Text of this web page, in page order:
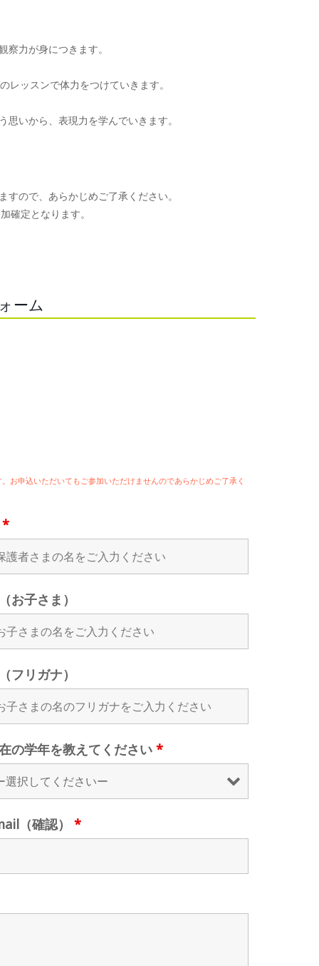
力が身につきます。
ッスンで体力をつけていきます。
いから、表現力を学んでいきます。
ので、あらかじめご了承ください。
確定となります。
ーム
お申込いただいてもご参加いただけませんのであらかじめご了承く
*
お子さま）
フリガナ）
の学年を教えてください*
（確認）*